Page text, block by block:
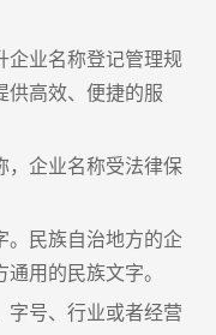
业名称登记管理规
供高效、便捷的服
企业名称受法律保
民族自治地方的企
用的民族文字。
号、行业或者经营